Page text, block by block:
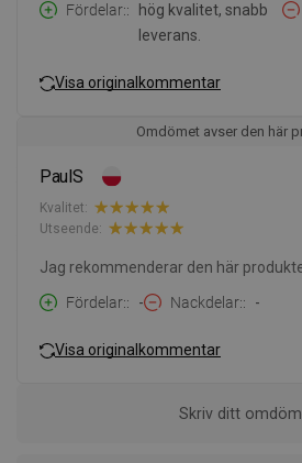
Fördelar:
hög kvalitet, snabb
leverans.
Visa originalkommentar
Omdömet avser den här
PaulS
Kvalitet:
Utseende:
Jag rekommenderar den här
Fördelar:
- Nackdelar: -
Visa originalkommentar
Skriv ditt